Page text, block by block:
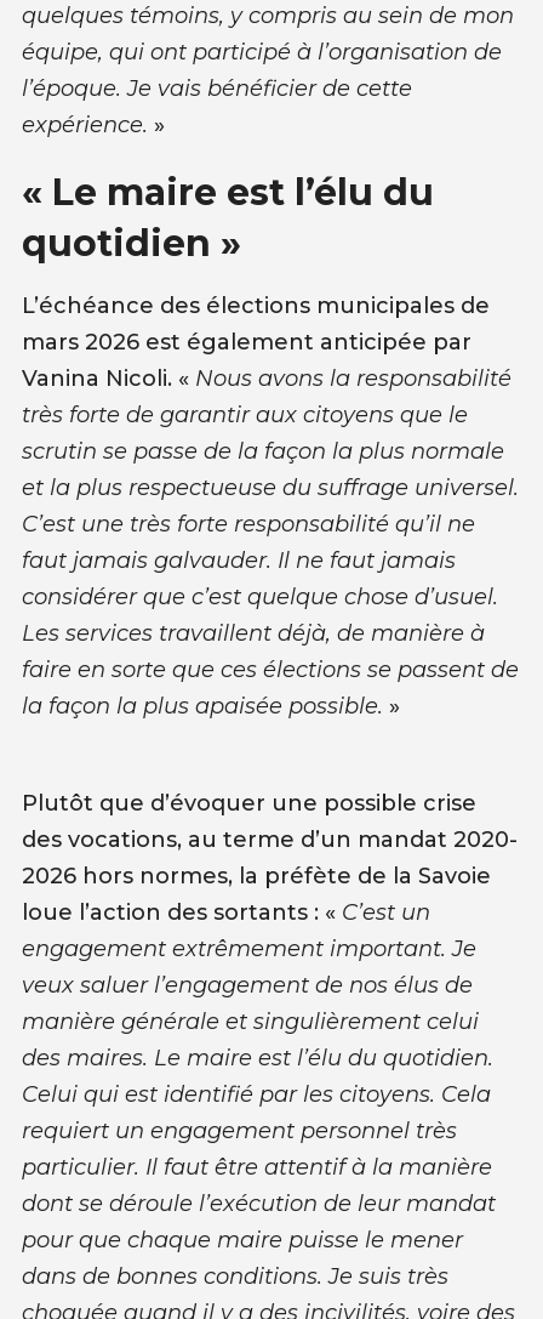
quelques témoins, y compris au sein de mon
équipe, qui ont participé à l’organisation de
l’époque. Je vais bénéficier de cette
expérience. »
« Le maire est l’élu du
quotidien »
L’échéance des élections municipales de
mars 2026 est également anticipée par
Vanina Nicoli. « Nous avons la responsabilité
très forte de garantir aux citoyens que le
scrutin se passe de la façon la plus normale
et la plus respectueuse du suffrage universel.
C’est une très forte responsabilité qu’il ne
faut jamais galvauder. Il ne faut jamais
considérer que c’est quelque chose d’usuel.
Les services travaillent déjà, de manière à
faire en sorte que ces élections se passent de
la façon la plus apaisée possible. »
Plutôt que d’évoquer une possible crise
des vocations, au terme d’un mandat 2020-
2026 hors normes, la préfète de la Savoie
loue l’action des sortants : « C’est un
engagement extrêmement important. Je
veux saluer l’engagement de nos élus de
manière générale et singulièrement celui
des maires. Le maire est l’élu du quotidien.
Celui qui est identifié par les citoyens. Cela
requiert un engagement personnel très
particulier. Il faut être attentif à la manière
dont se déroule l’exécution de leur mandat
pour que chaque maire puisse le mener
dans de bonnes conditions. Je suis très
choquée quand il y a des incivilités, voire des